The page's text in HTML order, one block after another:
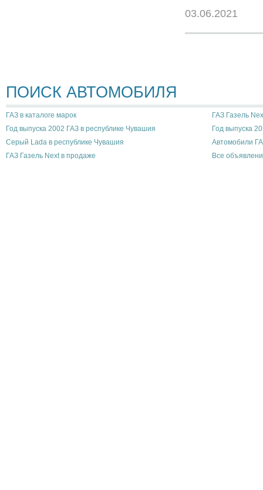
03.06.2021
ПОИСК АВТОМОБИЛЯ
ГАЗ в каталоге марок
ГАЗ Газель
Год выпуска 2002 ГАЗ в республике Чувашия
Год выпуска
Серый Lada в республике Чувашия
Автомобили
ГАЗ Газель Next в продаже
Все